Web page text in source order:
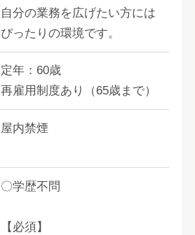
自分の業務を広げたい方には
ぴったりの環境です。
定年：60歳
再雇用制度あり（65歳まで）
屋内禁煙
〇学歴不問
【必須】